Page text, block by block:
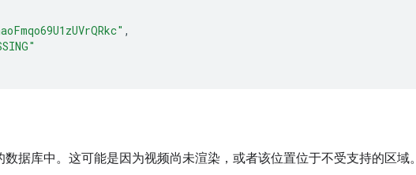
,
数据库中。这可能是因为视频尚未渲染，或者该位置位于不受支持的区域。